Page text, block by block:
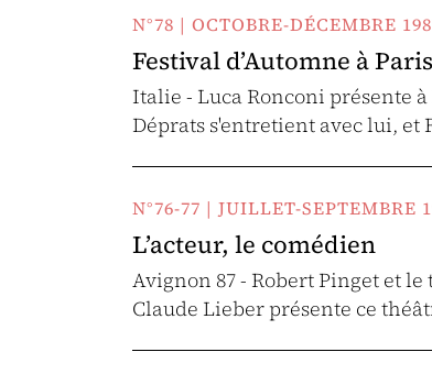
N°78 | OCTOBRE-DÉCEMBRE
Festival d’Automne à
Italie - Luca Ronconi présente
Déprats s'entretient avec lui, et
N°76-77 | JUILLET-SEPTEMBRE
L’acteur, le comédien
Avignon 87 - Robert Pinget et le
Claude Lieber présente ce